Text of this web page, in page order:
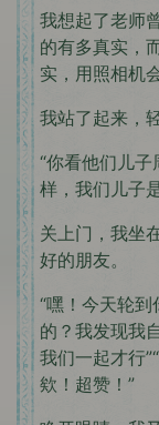
我想起了老师
的有多真实，
实，用照相机
我站了起来，
“你看他们儿
样，我们儿子
关上门，我坐
好的朋友。
“嘿！今天轮
的？我发现我
我们一起才行
欸！超赞！”